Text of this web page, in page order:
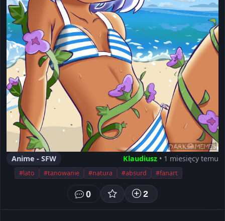
Anime - SFW Klaudiusz • 1 miesięcy temu
#lato #tanowanie #natura #absurd #fanart
0 2